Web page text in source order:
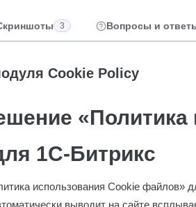
3 Вопросы и
Cookie Policy
1С-Битрикс
использования Cookie
выводит на сайте